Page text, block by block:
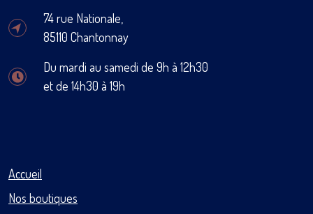
74 rue Nationale,
85110 Chantonnay
Du mardi au samedi de 9h à 12h30
et de 14h30 à 19h
Accueil
Nos boutiques